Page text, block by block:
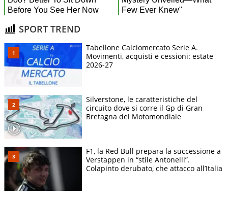
SPORT TREND
Tabellone Calciomercato Serie A.
Movimenti, acquisti e cessioni: estate
2026-27
Silverstone, le caratteristiche del
circuito dove si corre il Gp di Gran
Bretagna del Motomondiale
F1, la Red Bull prepara la successione a
Verstappen in “stile Antonelli”.
Colapinto derubato, che attacco all’Italia